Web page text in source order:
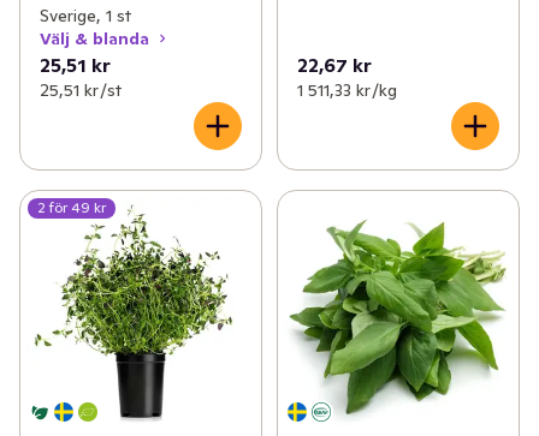
Sverige, 1 st
Välj & blanda
25,51 kr
25,51 kr /st
22,67 kr
1 511,33 kr /kg
2 för 49 kr